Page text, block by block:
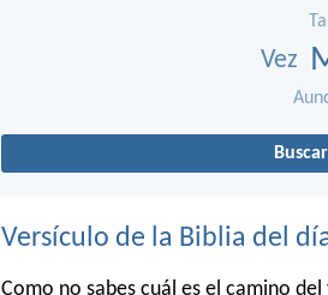
Tal
Vez
Versículo de la Biblia del
Como no sabes cuál es el camino